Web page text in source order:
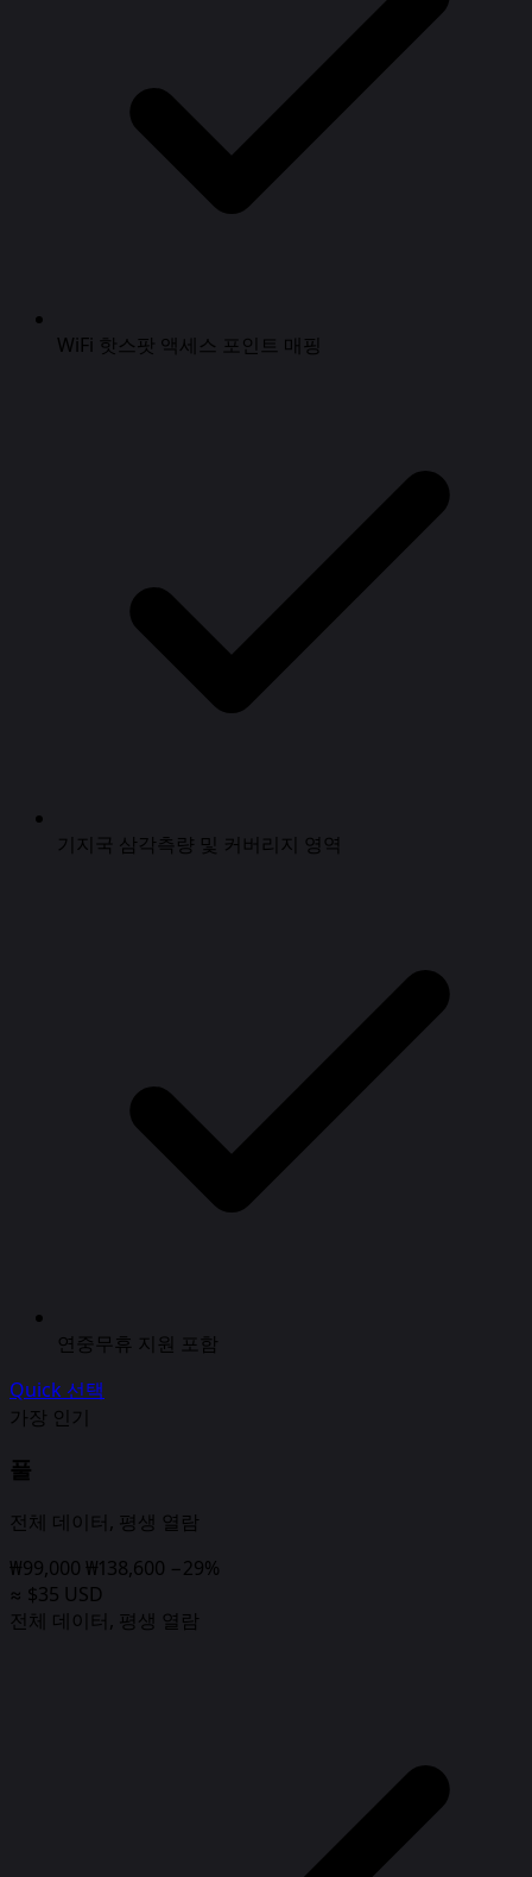
WiFi 핫스팟 액세스 포인트 매핑
기지국 삼각측량 및 커버리지 영역
연중무휴 지원 포함
Quick 선택
가장 인기
풀
전체 데이터, 평생 열람
₩99,000 ₩138,600 −29%
≈ $35 USD
전체 데이터, 평생 열람